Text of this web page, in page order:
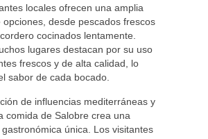
locales ofrecen una amplia
opciones, desde pescados frescos
cocinados lentamente.
lugares destacan por su uso
frescos y de alta calidad, lo
sabor de cada bocado.
de influencias mediterráneas y
comida de Salobre crea una
única. Los visitantes